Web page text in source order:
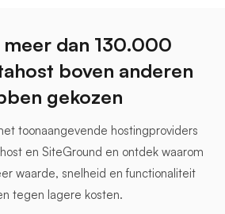
dan 130.000
boven anderen
gekozen
toonaangevende hostingproviders
en SiteGround en ontdek waarom
waarde, snelheid en functionaliteit
tegen lagere kosten.